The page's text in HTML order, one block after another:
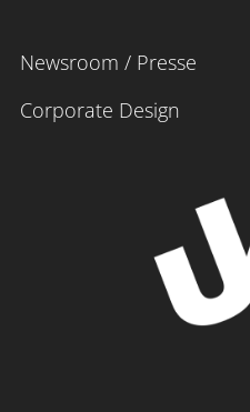
Newsroom / Presse
Corporate Design